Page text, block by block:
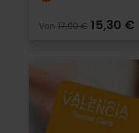
Von 17,00 € 15,30 €